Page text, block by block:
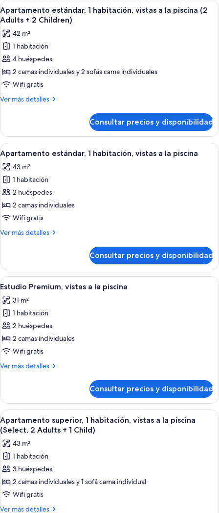
(2
Adults
+
Child)
habitación,
vistas
la
piscina
(2
Adults
+
Child)
Abrir
todas
las
fotos
de
Apartamento
estándar,
1
habitación,
la
piscina
(2
Adults
+
2
Children)
Un balcón con vistas a un complejo
6
Apartamento estándar, 1 habitación, vistas a la piscina (2
Adults + 2 Children)
42 m²
1 habitación
4 huéspedes
2 camas individuales y 2 sofás cama individuales
Wifi gratis
Ver más detalles
Más
estándar,
habitación,
vistas
a
la
piscina
(2
Adults
+
Children)
Consultar precios y disponibilidad
Abrir
todas
las
fotos
de
Apartamento
estándar,
habitación,
la
piscina
Un balcón con vistas a un complejo
6
Apartamento estándar, 1 habitación, vistas a la piscina
43 m²
1 habitación
2 huéspedes
2 camas individuales
Wifi gratis
Ver más detalles
Más
estándar,
habitación,
a
la
piscina
Consultar precios y disponibilidad
Abrir
todas
las
fotos
de
Estudio
Premium,
a
Una habitación de hotel moderna
7
Estudio Premium, vistas a la piscina
31 m²
1 habitación
2 huéspedes
2 camas individuales
Wifi gratis
Ver más detalles
Más
Premium,
vistas
a
la
piscina
Consultar precios y disponibilidad
Abrir
todas
las
fotos
de
Apartamento
superior,
1
habitación,
Una sala de estar moderna con una
7
Apartamento superior, 1 habitación, vistas a la piscina
(Select, 2 Adults + 1 Child)
43 m²
1 habitación
3 huéspedes
2 camas individuales y 1 sofá cama individual
Wifi gratis
Ver más detalles
Más